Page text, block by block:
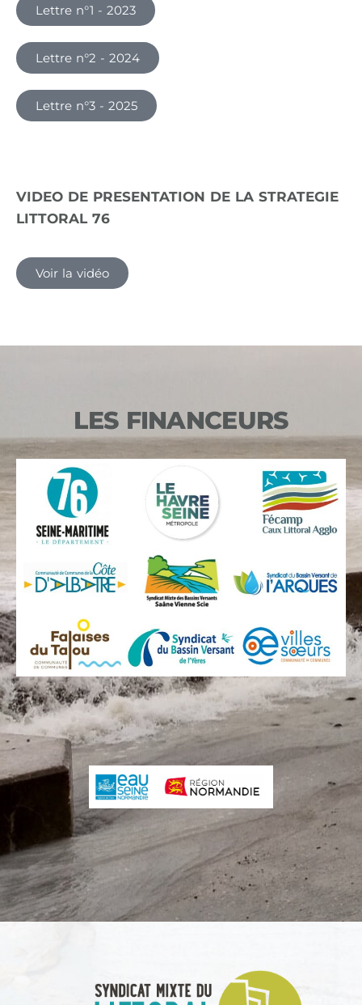
Lettre n°1 - 2023
Lettre n°2 - 2024
Lettre n°3 - 2025
VIDEO DE PRESENTATION DE LA STRATEGIE
LITTORAL 76
Voir la vidéo
LES FINANCEURS